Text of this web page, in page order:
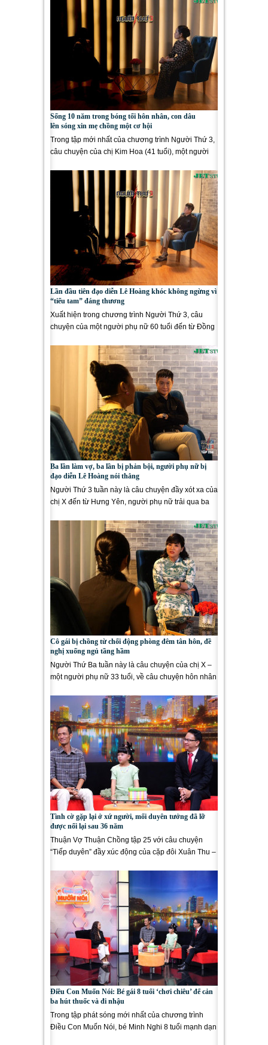
Sống 10 năm trong bóng tối hôn nhân, con dâu
lên sóng xin mẹ chồng một cơ hội
Trong tập mới nhất của chương trình Người Thứ 3,
câu chuyện của chị Kim Hoa (41 tuổi), một người
Lần đầu tiên đạo diễn Lê Hoàng khóc không ngừng vì
“tiểu tam” đáng thương
Xuất hiện trong chương trình Người Thứ 3, câu
chuyện của một người phụ nữ 60 tuổi đến từ Đồng
Ba lần làm vợ, ba lần bị phản bội, người phụ nữ bị
đạo diễn Lê Hoàng nói thẳng
Người Thứ 3 tuần này là câu chuyện đầy xót xa của
chị X đến từ Hưng Yên, người phụ nữ trải qua ba
Cô gái bị chồng từ chối động phòng đêm tân hôn, đề
nghị xuống ngủ tầng hầm
Người Thứ Ba tuần này là câu chuyện của chị X –
một người phụ nữ 33 tuổi, về câu chuyện hôn nhân
Tình cờ gặp lại ở xứ người, mối duyên tưởng đã lỡ
được nối lại sau 36 năm
Thuận Vợ Thuận Chồng tập 25 với câu chuyện
“Tiếp duyên” đầy xúc động của cặp đôi Xuân Thu –
Điều Con Muốn Nói: Bé gái 8 tuổi ‘chơi chiêu’ để cản
ba hút thuốc và đi nhậu
Trong tập phát sóng mới nhất của chương trình
Điều Con Muốn Nói, bé Minh Nghi 8 tuổi mạnh dạn